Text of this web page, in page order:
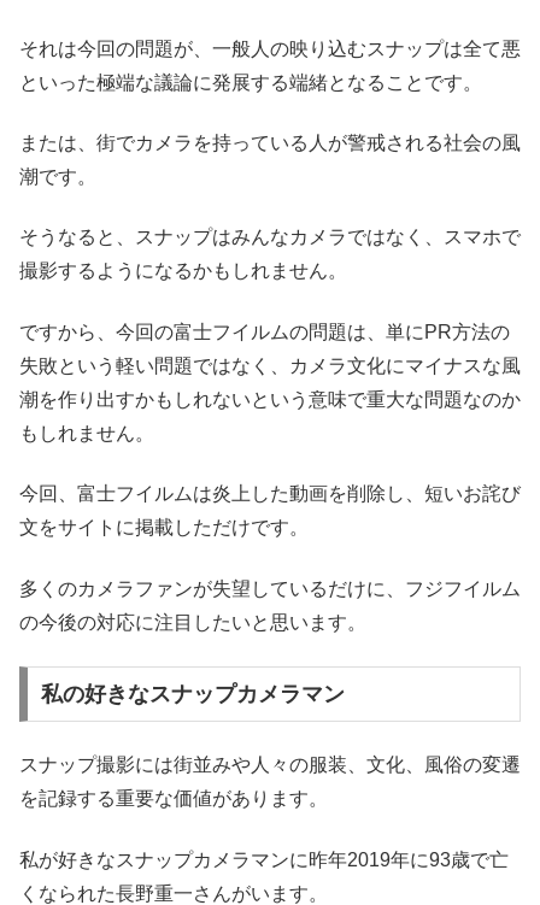
それは今回の問題が、一般人の映り込むスナップは全て悪
といった極端な議論に発展する端緒となることです。
または、街でカメラを持っている人が警戒される社会の風
潮です。
そうなると、スナップはみんなカメラではなく、スマホで
撮影するようになるかもしれません。
ですから、今回の富士フイルムの問題は、単にPR方法の
失敗という軽い問題ではなく、カメラ文化にマイナスな風
潮を作り出すかもしれないという意味で重大な問題なのか
もしれません。
今回、富士フイルムは炎上した動画を削除し、短いお詫び
文をサイトに掲載しただけです。
多くのカメラファンが失望しているだけに、フジフイルム
の今後の対応に注目したいと思います。
私の好きなスナップカメラマン
スナップ撮影には街並みや人々の服装、文化、風俗の変遷
を記録する重要な価値があります。
私が好きなスナップカメラマンに昨年2019年に93歳で亡
くなられた長野重一さんがいます。